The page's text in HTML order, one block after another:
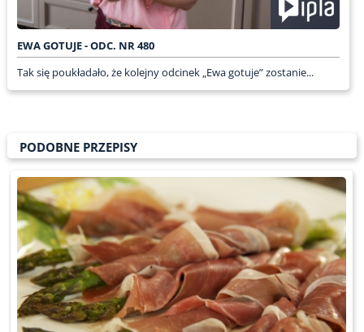
EWA GOTUJE - ODC. NR 480
Tak się poukładało, że kolejny odcinek „Ewa gotuje” zostanie...
PODOBNE PRZEPISY